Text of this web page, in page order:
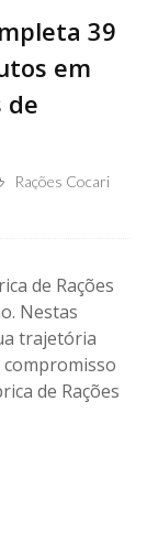
39
em
de
Rações Cocari
de Rações
Nestas
trajetória
de Rações